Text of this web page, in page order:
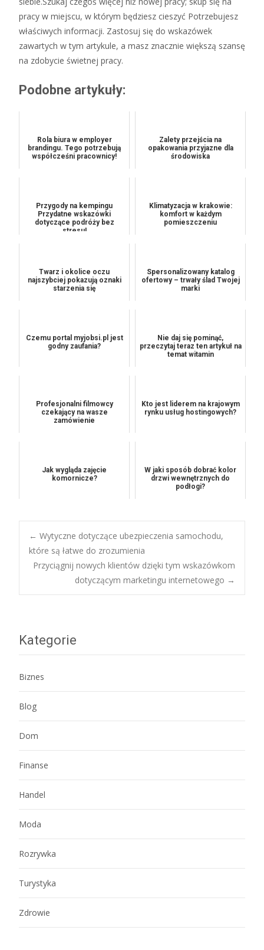
pracy w miejscu, w którym będziesz cieszyć Potrzebujesz
właściwych informacji. Zastosuj się do wskazówek
zawartych w tym artykule, a masz znacznie większą szansę
na zdobycie świetnej pracy.
Podobne artykuły:
Rola biura w employer
brandingu. Tego potrzebują
współcześni pracownicy!
Zalety przejścia na
opakowania przyjazne dla
środowiska
Przygody na kempingu
Przydatne wskazówki
dotyczące podróży bez
stresu!
Klimatyzacja w krakowie:
komfort w każdym
pomieszczeniu
Twarz i okolice oczu
najszybciej pokazują oznaki
starzenia się
Spersonalizowany katalog
ofertowy – trwały ślad Twojej
marki
Czemu portal myjobsi.pl jest
godny zaufania?
Nie daj się pominąć,
przeczytaj teraz ten artykuł na
temat witamin
Profesjonalni filmowcy
czekający na wasze
zamówienie
Kto jest liderem na krajowym
rynku usług hostingowych?
Jak wygląda zajęcie
komornicze?
W jaki sposób dobrać kolor
drzwi wewnętrznych do
podłogi?
Post
navigation
← Wytyczne dotyczące ubezpieczenia samochodu,
które są łatwe do zrozumienia
Przyciągnij nowych klientów dzięki tym wskazówkom
dotyczącym marketingu internetowego →
Kategorie
Biznes
Blog
Dom
Finanse
Handel
Moda
Rozrywka
Turystyka
Zdrowie